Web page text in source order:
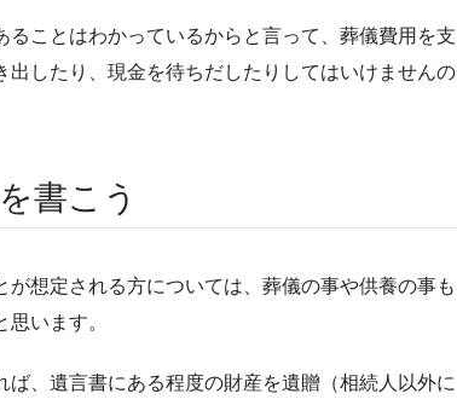
ことはわかっているからと言って、葬儀費用を支
したり、現金を待ちだしたりしてはいけませんの
書こう
想定される方については、葬儀の事や供養の事も
います。
、遺言書にある程度の財産を遺贈（相続人以外に